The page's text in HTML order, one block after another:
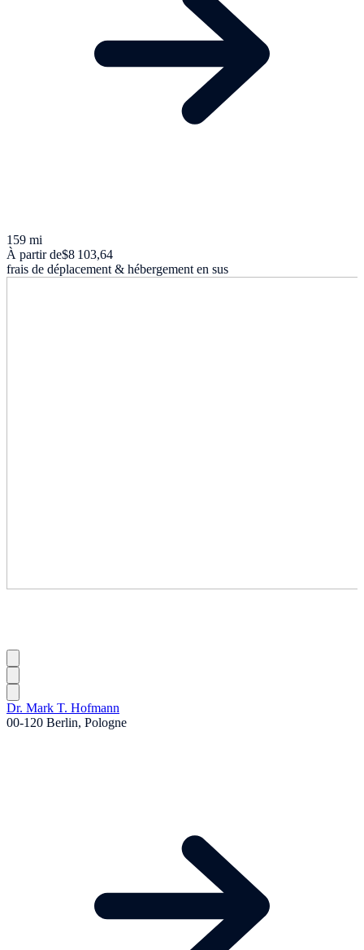
159 mi
À partir de$8 103,64
frais de déplacement & hébergement en sus
Dr. Mark T. Hofmann
00-120 Berlin, Pologne